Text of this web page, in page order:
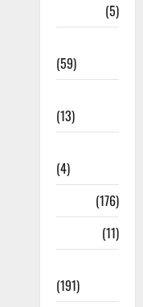
(5)
(59)
(13)
(4)
(176)
(11)
(191)